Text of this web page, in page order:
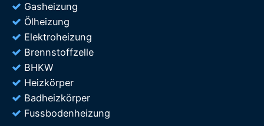
Gasheizung
Ölheizung
Elektroheizung
Brennstoffzelle
BHKW
Heizkörper
Badheizkörper
Fussbodenheizung